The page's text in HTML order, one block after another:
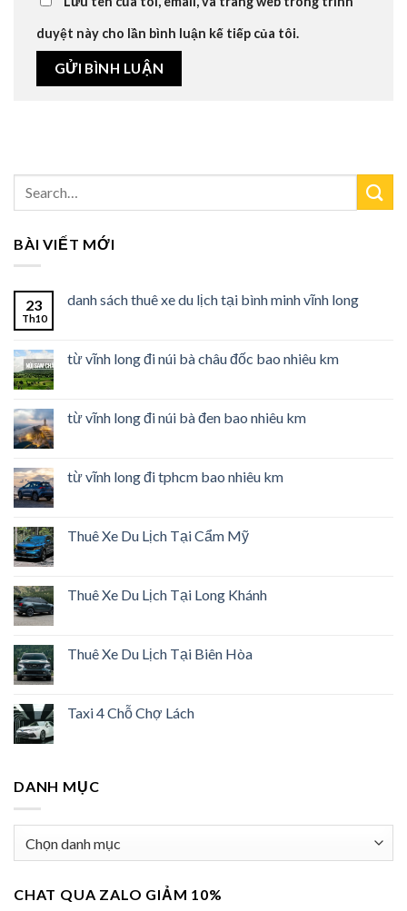
duyệt này cho lần bình luận kế tiếp của tôi.
BÀI VIẾT MỚI
23
Th10
danh sách thuê xe du lịch tại bình minh vĩnh long
từ vĩnh long đi núi bà châu đốc bao nhiêu km
từ vĩnh long đi núi bà đen bao nhiêu km
từ vĩnh long đi tphcm bao nhiêu km
Thuê Xe Du Lịch Tại Cẩm Mỹ
Thuê Xe Du Lịch Tại Long Khánh
Thuê Xe Du Lịch Tại Biên Hòa
Taxi 4 Chỗ Chợ Lách
DANH MỤC
CHAT QUA ZALO GIẢM 10%